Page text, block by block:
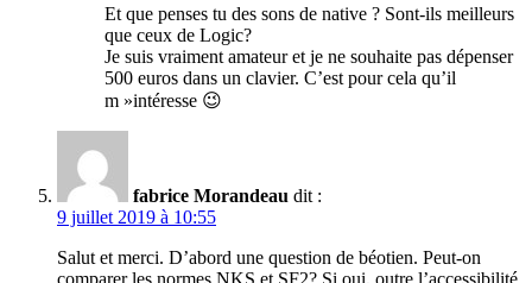
Et que penses tu des sons de native ? Sont-ils meilleurs
que ceux de Logic?
Je suis vraiment amateur et je ne souhaite pas dépenser
500 euros dans un clavier. C’est pour cela qu’il
m »intéresse 😉
fabrice Morandeau dit :
9 juillet 2019 à 10:55
Salut et merci. D’abord une question de béotien. Peut-on